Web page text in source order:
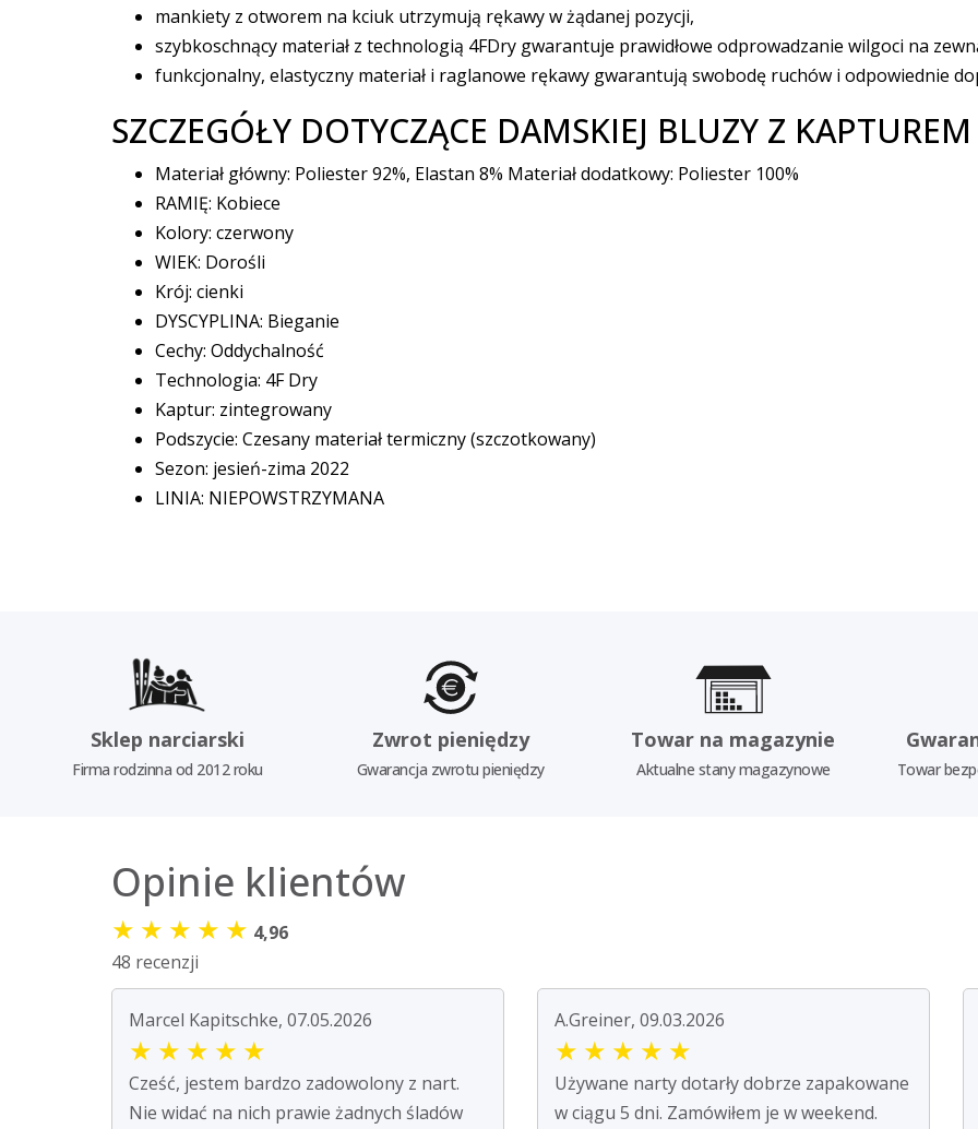
mankiety z otworem na kciuk utrzymują rękawy w żądanej pozycji,
szybkoschnący materiał z technologią 4FDry gwarantuje prawidłowe odprowadzanie wilgoci na
funkcjonalny, elastyczny materiał i raglanowe rękawy gwarantują swobodę ruchów i odpowiednie
SZCZEGÓŁY DOTYCZĄCE DAMSKIEJ BLUZY Z KAPTUREM
Materiał główny: Poliester 92%, Elastan 8% Materiał dodatkowy: Poliester 100%
RAMIĘ: Kobiece
Kolory: czerwony
WIEK: Dorośli
Krój: cienki
DYSCYPLINA: Bieganie
Cechy: Oddychalność
Technologia: 4F Dry
Kaptur: zintegrowany
Podszycie: Czesany materiał termiczny (szczotkowany)
Sezon: jesień-zima 2022
LINIA: NIEPOWSTRZYMANA
Sklep narciarski
Firma rodzinna od 2012 roku
Zwrot pieniędzy
Gwarancja zwrotu pieniędzy
Towar na magazynie
Aktualne stany magazynowe Towar
Opinie klientów
★ ★ ★ ★ ★ 4,96
48 recenzji
Marcel Kapitschke, 07.05.2026
★ ★ ★ ★ ★
Cześć, jestem bardzo zadowolony z nart.
Nie widać na nich prawie żadnych śladów
A.Greiner, 09.03.2026
★ ★ ★ ★ ★
Używane narty dotarły dobrze zapakowane
w ciągu 5 dni. Zamówiłem je w weekend.